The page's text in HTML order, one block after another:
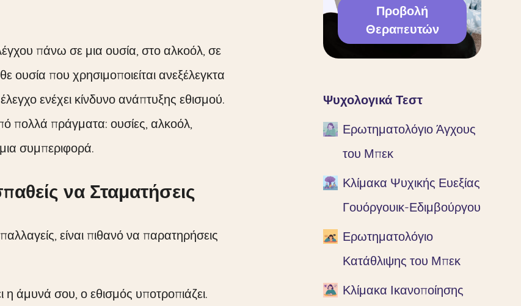
πάνω σε μια ουσία, στο αλκοόλ, σε
ουσία που χρησιμοποιείται ανεξέλεγκτα
ενέχει κίνδυνο ανάπτυξης εθισμού.
πολλά πράγματα: ουσίες, αλκοόλ,
συμπεριφορά.
να Σταματήσεις
είναι πιθανό να παρατηρήσεις
άμυνά σου, ο εθισμός υποτροπιάζει.
Προβολή
Θεραπευτών
Ψυχολογικά Τεστ
Ερωτηματολόγιο Άγχους
του Μπεκ
Κλίμακα Ψυχικής Ευεξίας
Γουόργουικ-Εδιμβούργου
Ερωτηματολόγιο
Κατάθλιψης του Μπεκ
Κλίμακα Ικανοποίησης